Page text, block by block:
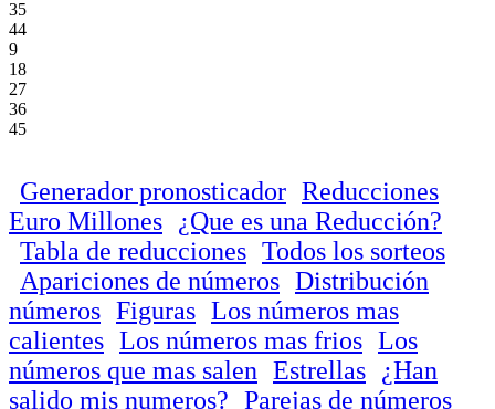
35
44
9
18
27
36
45
Generador pronosticador Reducciones
Euro Millones
¿Que es una Reducción?
Tabla de reducciones Todos los sorteos
Apariciones de números Distribución
números Figuras Los números mas
calientes Los números mas frios Los
números que mas salen Estrellas
¿Han
salido mis numeros? Parejas de números